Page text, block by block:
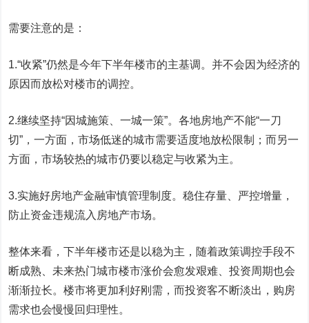
需要注意的是：
1.“收紧”仍然是今年下半年楼市的主基调。并不会因为经济的
原因而放松对楼市的调控。
2.继续坚持“因城施策、一城一策”。各地房地产不能“一刀
切”，一方面，市场低迷的城市需要适度地放松限制；而另一
方面，市场较热的城市仍要以稳定与收紧为主。
3.实施好房地产金融审慎管理制度。稳住存量、严控增量，
防止资金违规流入房地产市场。
整体来看，下半年楼市还是以稳为主，随着政策调控手段不
断成熟、未来热门城市楼市涨价会愈发艰难、投资周期也会
渐渐拉长。楼市将更加利好刚需，而投资客不断淡出，购房
需求也会慢慢回归理性。